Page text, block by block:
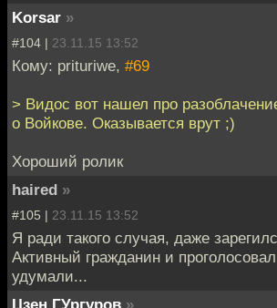
Korsar »
#104 | 23.11.15 13:52
Кому: prituriwe, #69
> Видос вот нашел про
о Войкове. Оказывается врут ;)
Хороший ролик
haired »
#105 | 23.11.15 13:52
Я ради такого случая, даже
Активный гражданин и
удумали...